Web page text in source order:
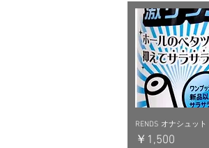
RENDS オナシュット
価格
￥1,500